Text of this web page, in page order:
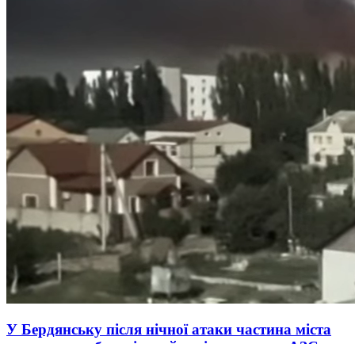
У Бердянську після нічної атаки частина міста